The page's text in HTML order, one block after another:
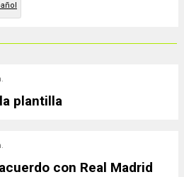
plantilla
con Real Madrid